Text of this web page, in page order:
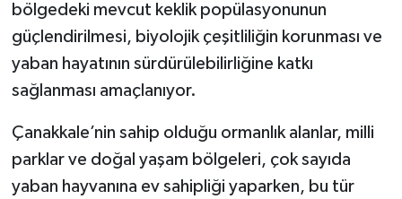
bölgedeki mevcut keklik popülasyonunun
güçlendirilmesi, biyolojik çeşitliliğin korunması ve
yaban hayatının sürdürülebilirliğine katkı
sağlanması amaçlanıyor.
Çanakkale’nin sahip olduğu ormanlık alanlar, milli
parklar ve doğal yaşam bölgeleri, çok sayıda
yaban hayvanına ev sahipliği yaparken, bu tür